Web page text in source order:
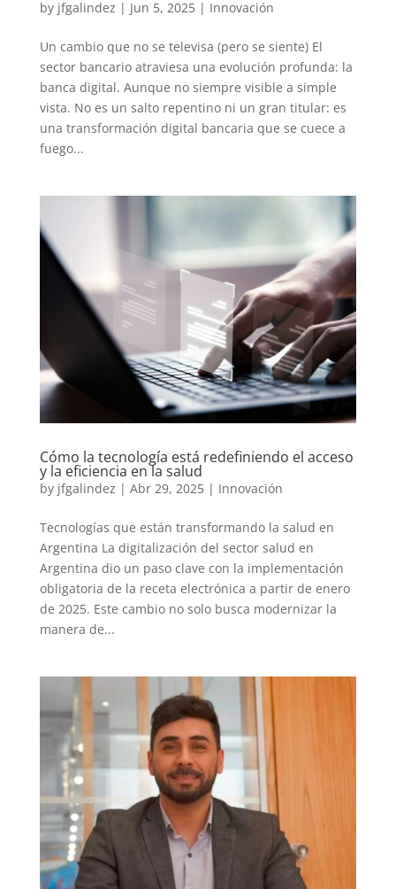
by jfgalindez | Jun 5, 2025| Innovación
Un cambio que no se televisa (pero se siente) El
sector bancario atraviesa una evolución profunda: la
banca digital. Aunque no siempre visible a simple
vista. No es un salto repentino ni un gran titular: es
una transformación digital bancaria que se cuece a
fuego...
Cómo la tecnología está redefiniendo el acceso
y la eficiencia en la salud
by jfgalindez | Abr 29, 2025| Innovación
Tecnologías que están transformando la salud en
Argentina La digitalización del sector salud en
Argentina dio un paso clave con la implementación
obligatoria de la receta electrónica a partir de enero
de 2025. Este cambio no solo busca modernizar la
manera de...